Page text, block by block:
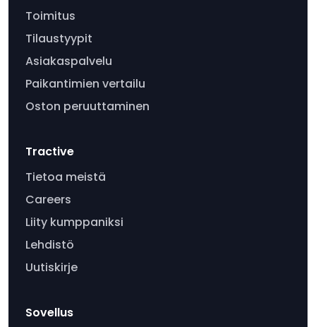
Toimitus
Tilaustyypit
Asiakaspalvelu
Paikantimien vertailu
Oston peruuttaminen
Tractive
Tietoa meistä
Careers
Liity kumppaniksi
Lehdistö
Uutiskirje
Sovellus